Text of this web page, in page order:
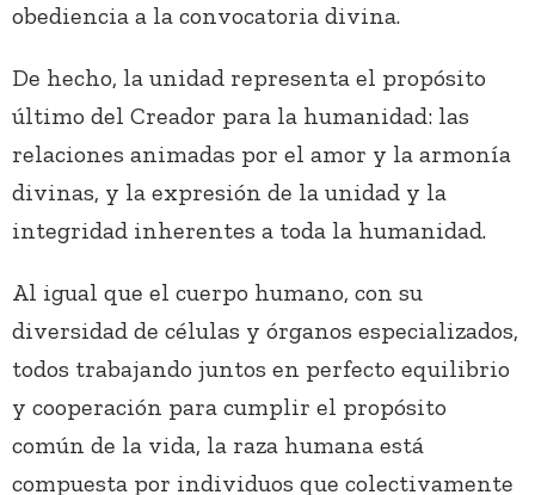
obediencia a la convocatoria divina.
De hecho, la unidad representa el propósito
último del Creador para la humanidad: las
relaciones animadas por el amor y la armonía
divinas, y la expresión de la unidad y la
integridad inherentes a toda la humanidad.
Al igual que el cuerpo humano, con su
diversidad de células y órganos especializados,
todos trabajando juntos en perfecto equilibrio
y cooperación para cumplir el propósito
común de la vida, la raza humana está
compuesta por individuos que colectivamente